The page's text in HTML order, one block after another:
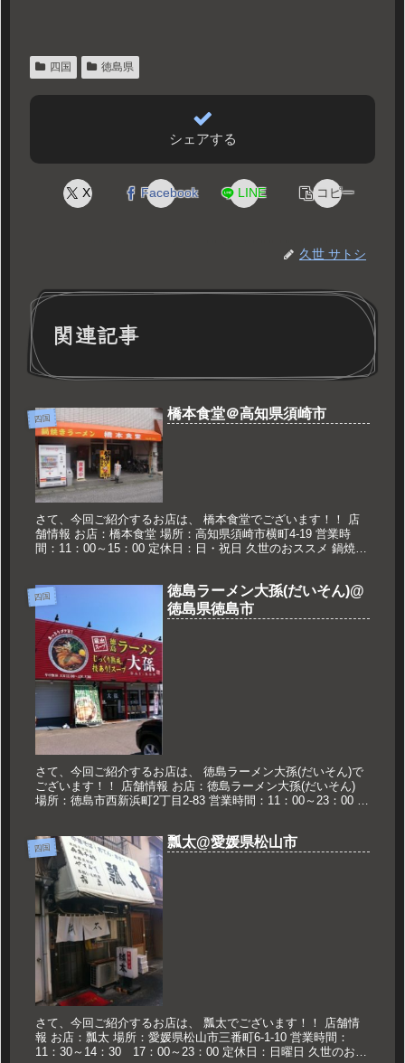
四国 徳島県
シェアする
X Facebook LINE コピー
久世 サトシ
関連記事
四国 橋本食堂＠高知県須崎市
さて、今回ご紹介するお店は、 橋本食堂でございます！！ 店
舗情報 お店：橋本食堂 場所：高知県須崎市横町4-19 営業時
間：11：00～15：00 定休日：日・祝日 久世のおススメ 鍋焼き
四国
徳島ラーメン大孫(だいそん)@
徳島県徳島市
さて、今回ご紹介するお店は、 徳島ラーメン大孫(だいそん)で
ございます！！ 店舗情報 お店：徳島ラーメン大孫(だいそん)
場所：徳島市西新浜町2丁目2-83 営業時間：11：00～23：00 定
四国 瓢太@愛媛県松山市
さて、今回ご紹介するお店は、 瓢太でございます！！ 店舗情
報 お店：瓢太 場所：愛媛県松山市三番町6-1-10 営業時間：
11：30～14：30 17：00～23：00 定休日：日曜日 久世のおス